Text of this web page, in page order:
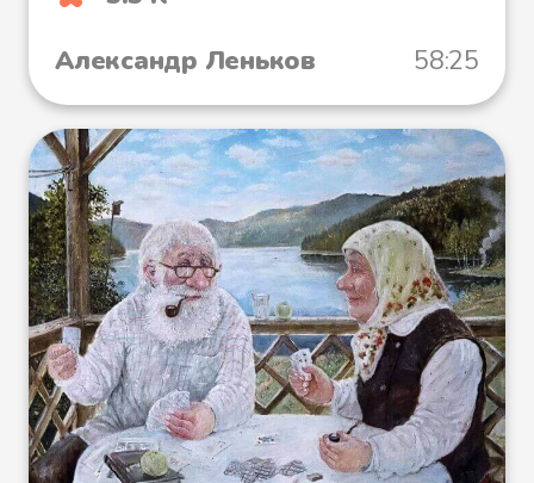
Александр Леньков
58:25